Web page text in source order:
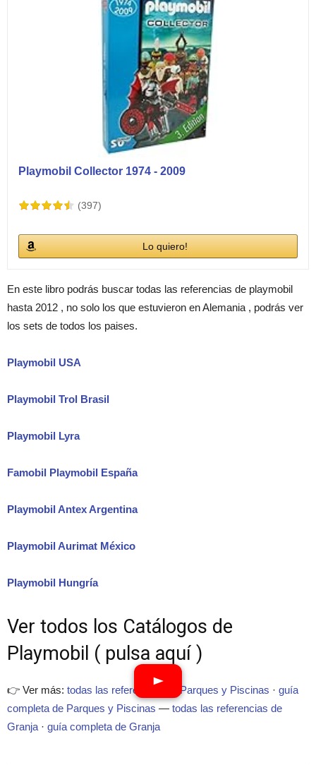
Playmobil Collector 1974 - 2009
(397)
Lo quiero!
En este libro podrás buscar todas las referencias de playmobil
hasta 2012 , no solo los que estuvieron en Alemania , podrás ver
los sets de todos los paises.
Playmobil USA
Playmobil Trol Brasil
Playmobil Lyra
Famobil Playmobil España
Playmobil Antex Argentina
Playmobil Aurimat México
Playmobil Hungría
Ver todos los Catálogos de
Playmobil ( pulsa aquí )
👉 Ver más: todas las referencias de Parques y Piscinas · guía
completa de Parques y Piscinas — todas las referencias de
Granja · guía completa de Granja